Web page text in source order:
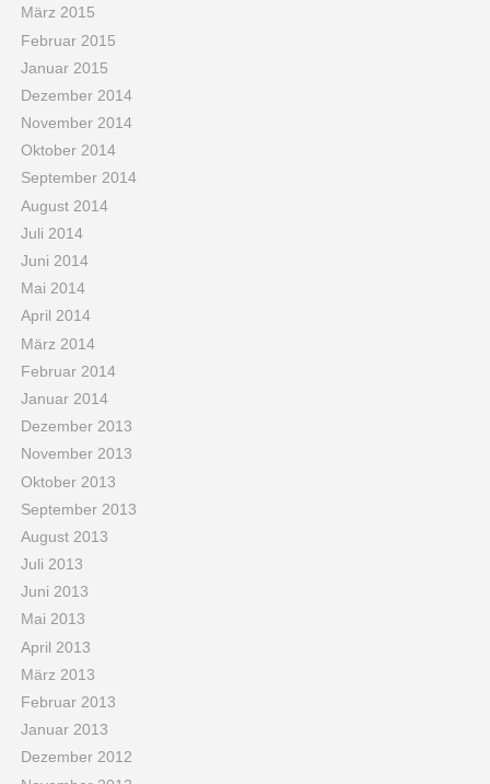
März 2015
Februar 2015
Januar 2015
Dezember 2014
November 2014
Oktober 2014
September 2014
August 2014
Juli 2014
Juni 2014
Mai 2014
April 2014
März 2014
Februar 2014
Januar 2014
Dezember 2013
November 2013
Oktober 2013
September 2013
August 2013
Juli 2013
Juni 2013
Mai 2013
April 2013
März 2013
Februar 2013
Januar 2013
Dezember 2012